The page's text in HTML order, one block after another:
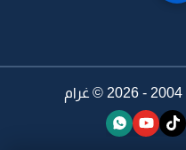
غرام